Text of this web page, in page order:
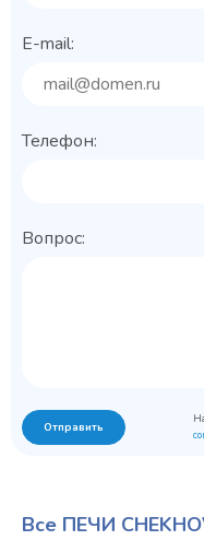
E-mail:
Телефон:
Вопрос:
Отправить
Все ПЕЧИ